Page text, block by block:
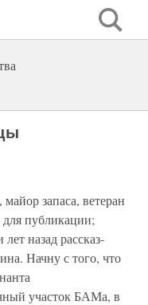
запаса, ветеран
публикации;
назад рассказ-
Начну с того, что
участок БАМа, в